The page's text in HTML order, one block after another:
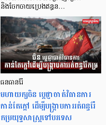
និងចែកចាយប្រេងឥន្ធន…
ធនធានរ៉ែ
មហាយក្សចិន ប្ដេជ្ញាចាត់វិធានការ
កាន់តែក្ដៅ ដើម្បីបង្ក្រាបការរត់ពន្ធរ៉ែ
កម្រយុទ្ធសាស្ត្រទៅបរទេស